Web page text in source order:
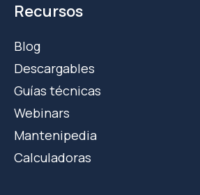
Recursos
Blog
Descargables
Guías técnicas
Webinars
Mantenipedia
Calculadoras